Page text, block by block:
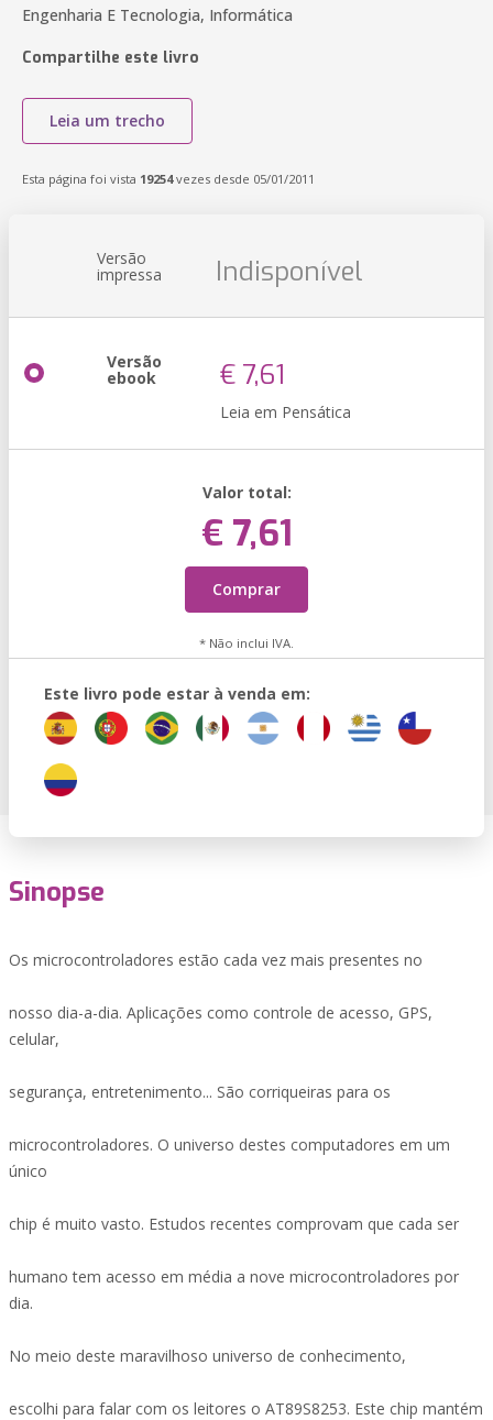
Engenharia E Tecnologia, Informática
Compartilhe este livro
Leia um trecho
Esta página foi vista 19254vezes desde 05/01/2011
Versão
impressa Indisponível
Versão
ebook € 7,61
Leia em Pensática
Valor total:
€ 7,61
Comprar
* Não inclui IVA.
Este livro pode estar à venda em:
Sinopse
Os microcontroladores estão cada vez mais presentes no
nosso dia-a-dia. Aplicações como controle de acesso, GPS,
celular,
segurança, entretenimento... São corriqueiras para os
microcontroladores. O universo destes computadores em um
único
chip é muito vasto. Estudos recentes comprovam que cada ser
humano tem acesso em média a nove microcontroladores por
dia.
No meio deste maravilhoso universo de conhecimento,
escolhi para falar com os leitores o AT89S8253. Este chip mantém